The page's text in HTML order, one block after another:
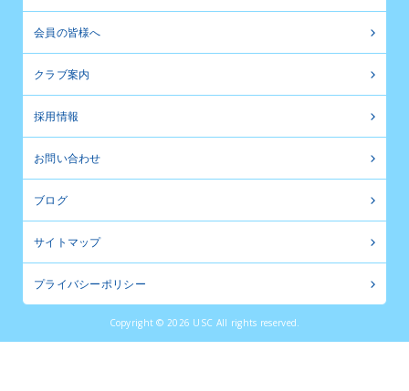
会員の皆様へ
クラブ案内
採用情報
お問い合わせ
ブログ
サイトマップ
プライバシーポリシー
Copyright © 2026 USC All rights reserved.